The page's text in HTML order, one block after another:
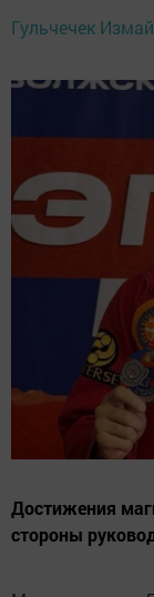
Гульчечек
Достижения
стороны